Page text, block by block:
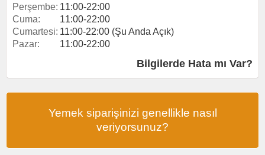
Perşembe: 11:00-22:00
Cuma:
11:00-22:00
Cumartesi: 11:00-22:00 (Şu Anda Açık)
Pazar:
11:00-22:00
Bilgilerde Hata mı Var?
Yemek siparişinizi genellikle nasıl
veriyorsunuz?